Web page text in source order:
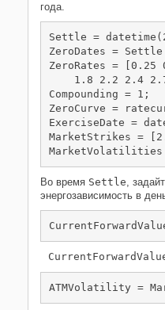
года.
Settle =
ZeroDates =
ZeroRates =
1.8 2.2 2.4
Compounding = 1;
ZeroCurve =
ExerciseDate =
MarketStrikes =
MarketVolatilities
Во время Settle,
энергозависимость в
ATMVolatility =